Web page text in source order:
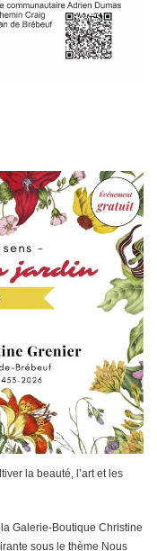
la beauté, l’art et les
Galerie-Boutique Christine
sous le thème Nous